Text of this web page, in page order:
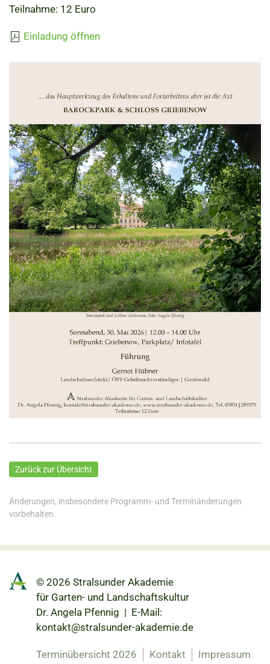
Teilnahme: 12 Euro
Einladung öffnen
Zurück zur Übersicht
Änderungen, insbesondere Programm- und Terminänderungen
vorbehalten.
© 2026 Stralsunder Akademie
für Garten- und Landschaftskultur
Dr. Angela Pfennig | E-Mail:
kontakt@stralsunder-akademie.de
Terminübersicht 2026 Kontakt Impressum